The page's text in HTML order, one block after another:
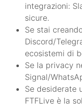
integrazioni:
sicure.
Se stai
Discord/
ecosistemi di
Se la privacy
Signal/
Se desiderate
FTFLive è la